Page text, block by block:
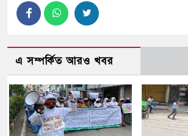
এ সম্পর্কিত আরও খবর